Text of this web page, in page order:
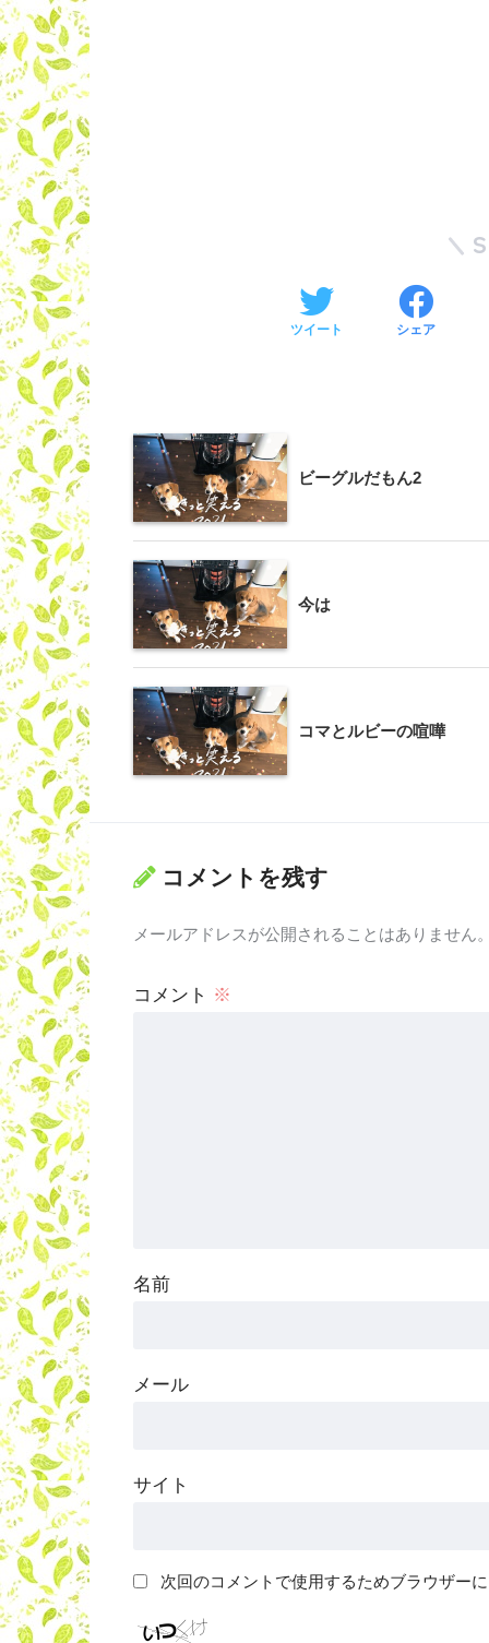
ツイート シェア
ビーグルだもん2
今は
コマとルビーの喧嘩
コメントを残す
メールアドレスが公開されることはありません
コメント ※
名前
メール
サイト
次回のコメントで使用するためブラウザー